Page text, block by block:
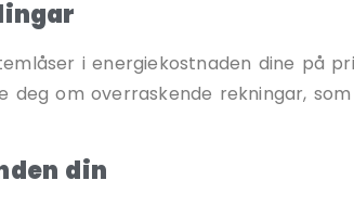
i energiekostnaden dine på
om overraskende rekningar,
din